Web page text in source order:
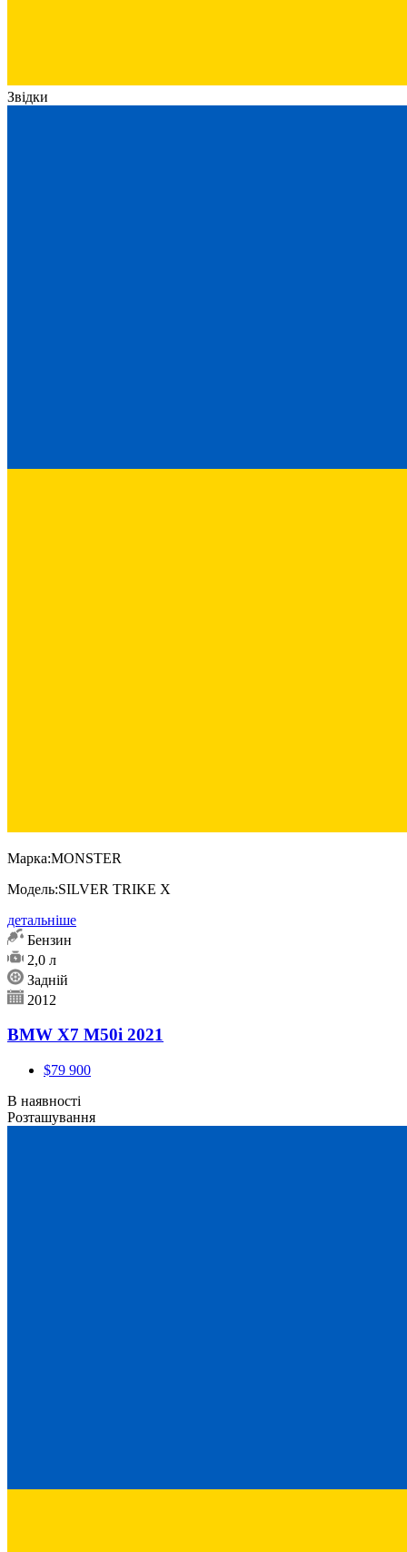
Звідки
Марка:MONSTER
Модель:SILVER TRIKE X
детальніше
Бензин
2,0 л
Задній
2012
BMW X7 M50i 2021
$79 900
В наявності
Розташування